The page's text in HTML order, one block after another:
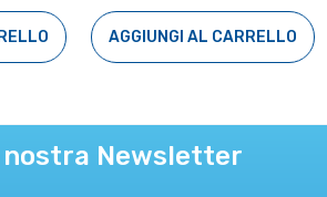
AGGIUNGI AL CARRELLO
Newsletter